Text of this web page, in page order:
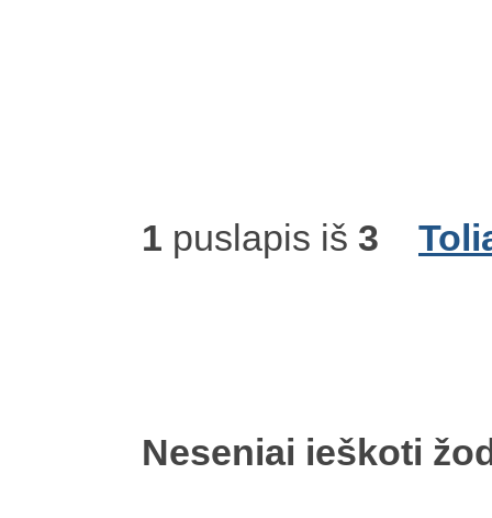
1 puslapis iš 3
Neseniai ieškoti